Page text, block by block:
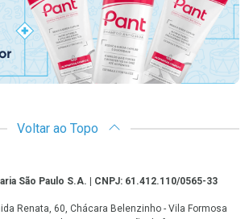
Voltar ao Topo
São Paulo S.A. | CNPJ: 61.412.110/0565-33
Renata, 60, Chácara Belenzinho - Vila Formosa